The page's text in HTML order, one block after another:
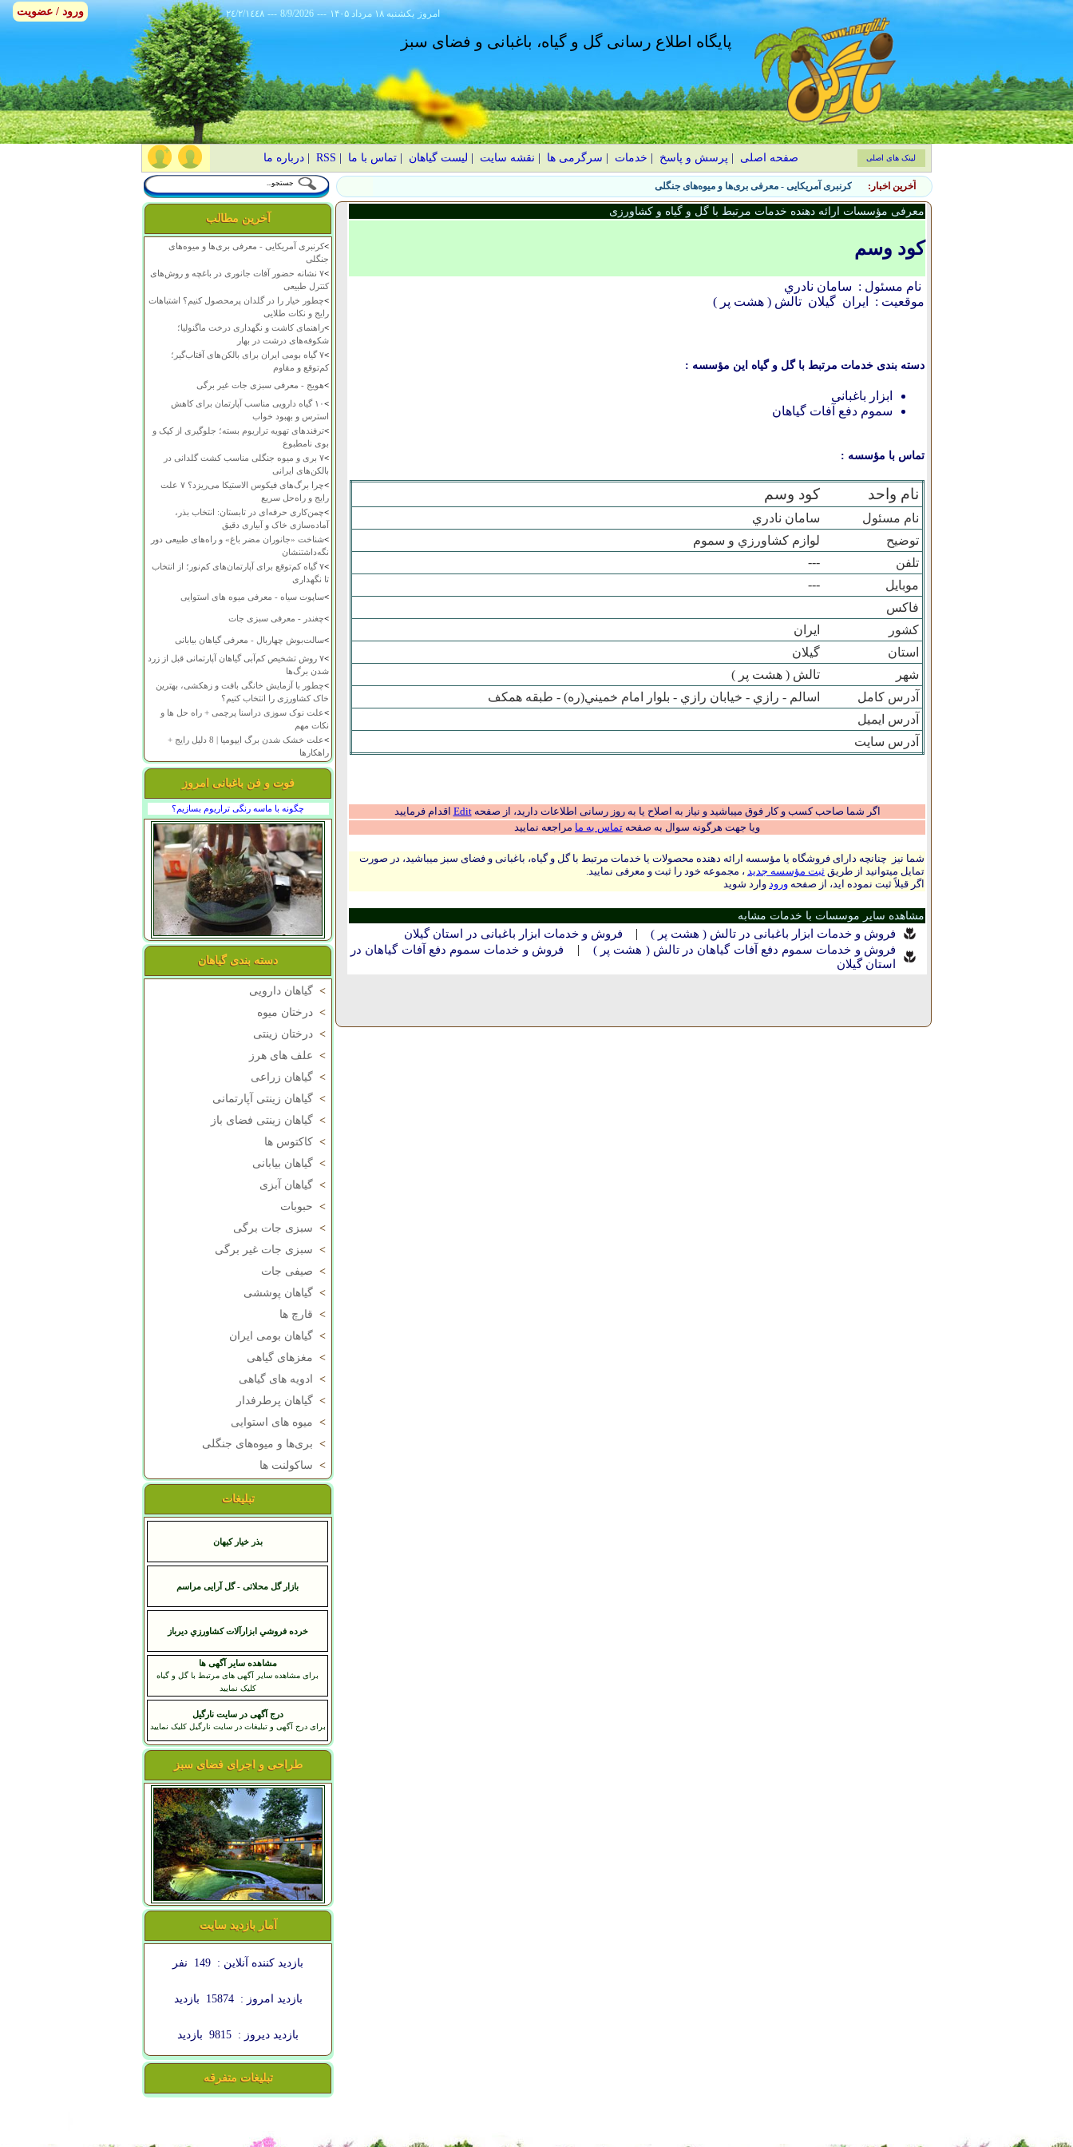
٢٤/٢/١٤٤٨ --- 8/9/2026 --- ۱۴۰۵ يکشنبه ۱۸ مرداد امروز
پایگاه اطلاع رسانی گل و گیاه، باغبانی و فضای سبز
صفحه اصلی پرسش و پاسخ خدمات سرگرمی ها نقشه سایت لیست گیاهان |تماس با ما RSS
|درباره ما لینک های اصلی
آخرین اخبار: ۷ نشانه حضور آفات جانوری در باغچه و روش‌های کنترل طبیعی
آخرین مطالب
>کرنبری آمریکایی - معرفی بری‌ها و میوه‌های
جنگلی
>
۷ نشانه حضور آفات جانوری در باغچه و روش‌های
کنترل طبیعی
>چطور خیار را در گلدان پرمحصول کنیم؟ اشتباهات
رایج و نکات طلایی
>راهنمای کاشت و نگهداری درخت ماگنولیا؛
شکوفه‌های درشت در بهار
>
۷ گیاه بومی ایران برای بالکن‌های آفتاب‌گیر؛
کم‌توقع و مقاوم
>هویج - معرفی سبزی جات غیر برگی
>
۱۰ گیاه دارویی مناسب آپارتمان برای کاهش
استرس و بهبود خواب
>ترفندهای تهویه تراریوم بسته؛ جلوگیری از کپک و
بوی نامطبوع
>
۷ بری و میوه جنگلی مناسب کشت گلدانی در
بالکن‌های ایرانی
>
چرا برگ‌های فیکوس الاستیکا می‌ریزد؟ ۷ علت
رایج و راه‌حل سریع
>چمن‌کاری حرفه‌ای در تابستان: انتخاب بذر،
آماده‌سازی خاک و آبیاری دقیق
>شناخت «جانوران مضر باغ» و راه‌های طبیعی دور
نگه‌داشتنشان
>
۷ گیاه کم‌توقع برای آپارتمان‌های کم‌نور؛ از انتخاب
تا نگهداری
>ساپوت سیاه - معرفی میوه های استوایی
>چغندر - معرفی سبزی جات
>سالت‌بوش چهاربال - معرفی گیاهان بیابانی
>
۷ روش تشخیص کم‌آبی گیاهان آپارتمانی قبل از زرد
شدن برگ‌ها
>چطور با آزمایش خانگی بافت و زهکشی، بهترین
خاک کشاورزی را انتخاب کنیم؟
>علت نوک سوزی دراسنا پرچمی + راه حل ها و
نکات مهم
>
علت خشک شدن برگ ایپومیا | 8 دلیل رایج +
راهکارها
فوت و فن باغبانی امروز
چگونه با ماسه رنگی تراریوم بسازیم؟
دسته بندی گیاهان
> گیاهان دارویی
> درختان میوه
> درختان زینتی
> علف های هرز
> گیاهان زراعی
> گیاهان زینتی آپارتمانی
> گیاهان زینتی فضای باز
> کاکتوس ها
> گیاهان بیابانی
> گیاهان آبزی
> حبوبات
> سبزی جات برگی
> سبزی جات غیر برگی
> صیفی جات
> گیاهان پوششی
> قارچ ها
> گیاهان بومی ایران
> مغزهای گیاهی
>
ادویه های گیاهی
> گیاهان پرطرفدار
> میوه های استوایی
> بری‌ها و میوه‌های جنگلی
> ساکولنت ها
تبلیغات
بذر خیار کیهان
بازار گل محلاتی - گل آرایی مراسم
خرده فروشي ابزارآلات کشاورزي ديرباز
مشاهده سایر آگهی ها
برای مشاهده سایر آگهی های مرتبط با گل و گیاه
کلیک نمایید
درج آگهی در سایت نارگیل
برای درج آگهی و تبلیغات در سایت نارگیل کلیک نمایید
طراحی و اجرای فضای سبز
آمار بازدید سایت
بازدید کننده آنلاین : 149 نفر
بازدید امروز : 15874 بازدید
بازدید دیروز : 9815 بازدید
تبلیغات متفرقه
معرفی مؤسسات ارائه دهنده خدمات مرتبط با گل و گیاه و کشاورزی
کود وسم
نام مسئول : سامان نادري
موقعیت :
ایران گيلان تالش ( هشت پر )
دسته بندی خدمات مرتبط با گل و گیاه این مؤسسه :
ابزار باغبانی
سموم دفع آفات گیاهان
تماس با مؤسسه :
نام واحد کود وسم
نام مسئول
سامان نادري
توضیح
لوازم کشاورزي و سموم
تلفن
---
موبایل
---
فاکس
کشور
ایران
استان
گيلان
شهر
تالش ( هشت پر )
آدرس کامل
اسالم - رازي - خيابان رازي - بلوار امام خميني(ره) - طبقه همکف
آدرس ایمیل
آدرس سایت
اگر شما صاحب کسب و کار فوق میباشید و نیاز به اصلاح یا به روز رسانی اطلاعات دارید، از صفحهEdit اقدام فرمایید
ویا جهت هرگونه سوال به صفحه تماس به ما مراجعه نمایید
شما نیز چنانچه دارای فروشگاه یا مؤسسه ارائه دهنده محصولات یا خدمات مرتبط با گل و گیاه، باغبانی و فضای سبز میباشید، در صورت
تمایل میتوانید از طریق ثبت مؤسسه جدید ، مجموعه خود را ثبت و معرفی نمایید.
اگر قبلاً ثبت نموده اید، از صفحه ورود وارد شوید
مشاهده سایر موسسات با خدمات مشابه
فروش و خدمات ابزار باغبانی در تالش ( هشت پر ) | فروش و خدمات ابزار باغبانی در استان گيلان
فروش و خدمات سموم دفع آفات گیاهان در تالش ( هشت پر ) | فروش و خدمات سموم دفع آفات گیاهان در
استان گيلان
ورود / عضویت